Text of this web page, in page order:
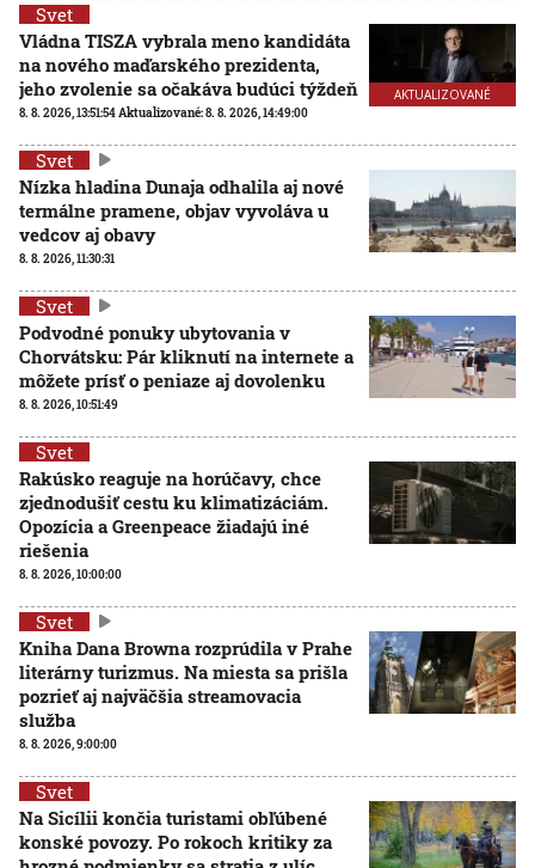
AKTUALIZOVANÉ
Svet
Vládna TISZA vybrala meno kandidáta
na nového maďarského prezidenta,
jeho zvolenie sa očakáva budúci týždeň
8. 8. 2026, 13:51:54Aktualizované:8. 8. 2026, 14:49:00
Svet
Nízka hladina Dunaja odhalila aj nové
termálne pramene, objav vyvoláva u
vedcov aj obavy
8. 8. 2026, 11:30:31
Svet
Podvodné ponuky ubytovania v
Chorvátsku: Pár kliknutí na internete a
môžete prísť o peniaze aj dovolenku
8. 8. 2026, 10:51:49
Svet
Rakúsko reaguje na horúčavy, chce
zjednodušiť cestu ku klimatizáciám.
Opozícia a Greenpeace žiadajú iné
riešenia
8. 8. 2026, 10:00:00
Svet
Kniha Dana Browna rozprúdila v Prahe
literárny turizmus. Na miesta sa prišla
pozrieť aj najväčšia streamovacia
služba
8. 8. 2026, 9:00:00
Svet
Na Sicílii končia turistami obľúbené
konské povozy. Po rokoch kritiky za